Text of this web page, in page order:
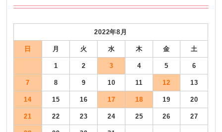
2022年8月
日 月 火 水 木 金 土
1 2 3 4 5 6
7 8 9 10 11 12 13
14 15 16 17 18 19 20
21 22 23 24 25 26 27